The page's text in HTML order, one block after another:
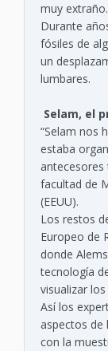
muy extraño.
Durante
fósiles de
un
lumbares.
Selam, el
“Selam nos
estaba
antecesores
facultad de
(EEUU).
Los restos
Europeo de
donde
tecnología
visualizar
Así los
aspectos de
con la